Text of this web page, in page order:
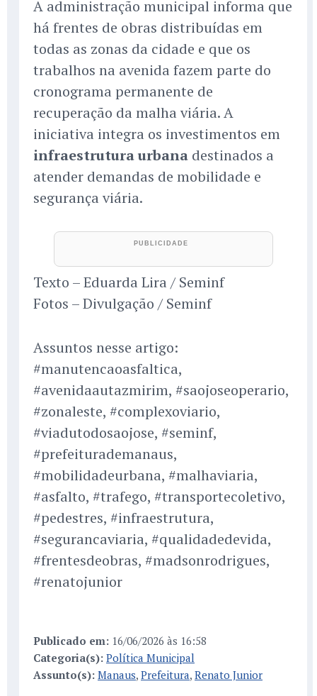
A administração municipal informa que
há frentes de obras distribuídas em
todas as zonas da cidade e que os
trabalhos na avenida fazem parte do
cronograma permanente de
recuperação da malha viária. A
iniciativa integra os investimentos em
infraestrutura urbana destinados a
atender demandas de mobilidade e
segurança viária.
Texto – Eduarda Lira / Seminf
Fotos – Divulgação / Seminf
Assuntos nesse artigo:
#manutencaoasfaltica,
#avenidaautazmirim, #saojoseoperario,
#zonaleste, #complexoviario,
#viadutodosaojose, #seminf,
#prefeiturademanaus,
#mobilidadeurbana, #malhaviaria,
#asfalto, #trafego, #transportecoletivo,
#pedestres, #infraestrutura,
#segurancaviaria, #qualidadedevida,
#frentesdeobras, #madsonrodrigues,
#renatojunior
Publicado em: 16/06/2026 às 16:58
Categoria(s): Política Municipal
Assunto(s): Manaus, Prefeitura, Renato Junior